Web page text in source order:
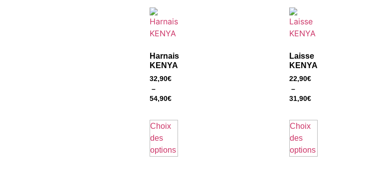
Harnais
KENYA
32,90€
–
54,90€
Choix
des
options
Laisse
KENYA
22,90€
–
31,90€
Choix
des
options